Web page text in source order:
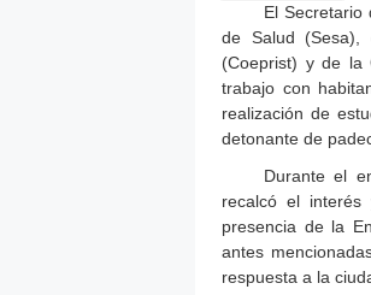
El Secretario
de Salud (Sesa),
(Coeprist) y de la
trabajo con
realización de
detonante de
Durante el
recalcó el interés
presencia de la
antes
respuesta a la